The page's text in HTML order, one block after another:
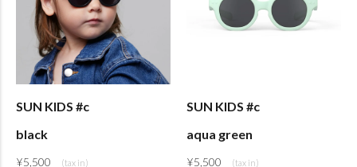
SUN KIDS #c
black
¥5,500
SUN KIDS #c
aqua green
¥5,500